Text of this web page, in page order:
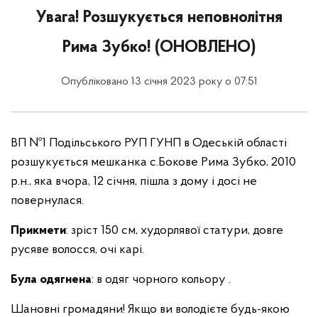
Увага! Розшукується неповнолітня
Рима Зубко! (ОНОВЛЕНО)
Опубліковано 13 січня 2023 року о 07:51
ВП №1 Подільського РУП ГУНП в Одеській області
розшукується мешканка с.Бокове Рима Зубко, 2010
р.н., яка вчора, 12 січня, пішла з дому і досі не
повернулася.
Прикмети: зріст 150 см, худорлявої статури, довге
русяве волосся, очі карі.
Була одягнена: в одяг чорного кольору .
Шановні громадяни! Якщо ви володієте будь-якою